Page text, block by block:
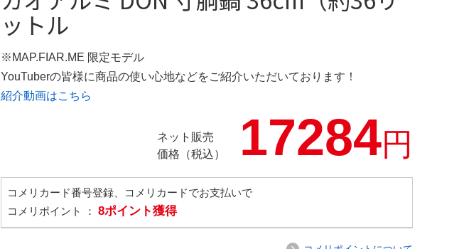
ットル
※MAP.FIAR.ME 限定モデル
YouTuberの皆様に商品の使い心地などをご紹介いただいております！
紹介動画はこちら
ネット販売
価格（税込）
17284円
コメリカード番号登録、コメリカードでお支払いで
コメリポイント ： 8ポイント獲得